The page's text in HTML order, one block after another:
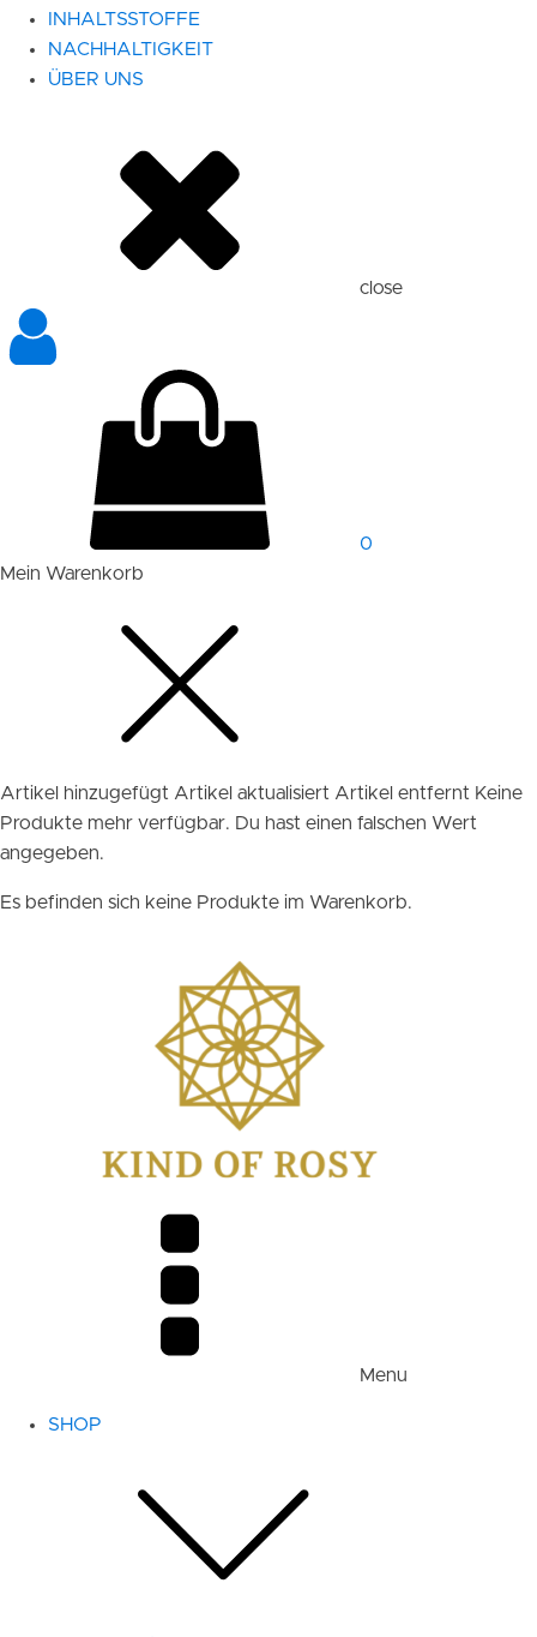
INHALTSSTOFFE
NACHHALTIGKEIT
ÜBER UNS
close
0
Mein Warenkorb
Artikel hinzugefügt Artikel aktualisiert Artikel entfernt Keine
Produkte mehr verfügbar. Du hast einen falschen Wert
angegeben.
Es befinden sich keine Produkte im Warenkorb.
Menu
SHOP